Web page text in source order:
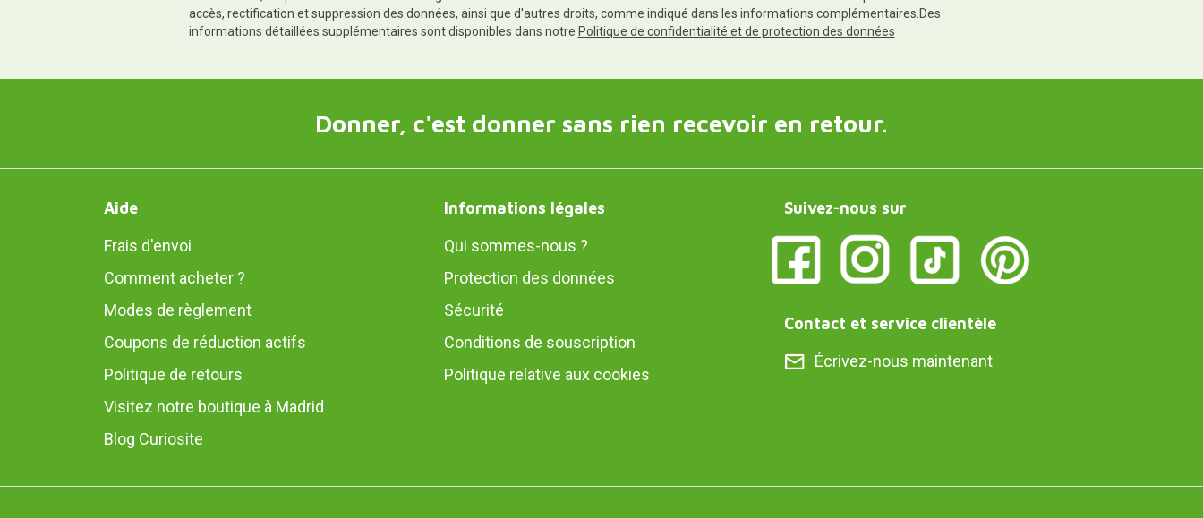
accès, rectification et suppression des données, ainsi que d'autres droits, comme indiqué dans les informations complémentaires.Des
informations détaillées supplémentaires sont disponibles dans notre Politique de confidentialité et de protection des données
Donner, c'est donner sans rien recevoir en retour.
Aide
Frais d'envoi
Comment acheter ?
Modes de règlement
Coupons de réduction actifs
Politique de retours
Visitez notre boutique à Madrid
Blog Curiosite
Informations légales
Qui sommes-nous ?
Protection des données
Sécurité
Conditions de souscription
Politique relative aux cookies
Suivez-nous sur
Contact et service clientèle
Écrivez-nous maintenant